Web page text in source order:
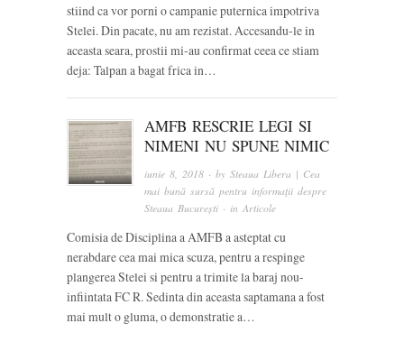
stiind ca vor porni o campanie puternica impotriva
Stelei. Din pacate, nu am rezistat. Accesandu-le in
aceasta seara, prostii mi-au confirmat ceea ce stiam
deja: Talpan a bagat frica in…
AMFB RESCRIE LEGI SI
NIMENI NU SPUNE NIMIC
iunie 8, 2018 · bySteaua Libera | Cea
mai bună sursă pentru informații despre
Steaua București · inArticole
Comisia de Disciplina a AMFB a asteptat cu
nerabdare cea mai mica scuza, pentru a respinge
plangerea Stelei si pentru a trimite la baraj nou-
infiintata FC R. Sedinta din aceasta saptamana a fost
mai mult o gluma, o demonstratie a…